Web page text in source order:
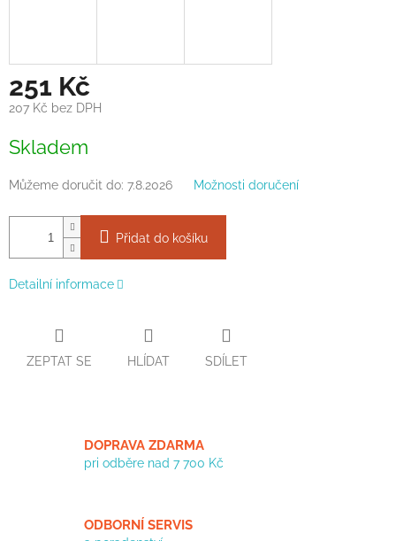
251 Kč
207 Kč bez DPH
cena:
Skladem
Můžeme doručit do: 7.8.2026 Možnosti doručení
Přidat do košíku
Detailní informace
ZEPTAT SE HLÍDAT SDÍLET
DOPRAVA ZDARMA
pri odběre nad 7 700 Kč
ODBORNÍ SERVIS